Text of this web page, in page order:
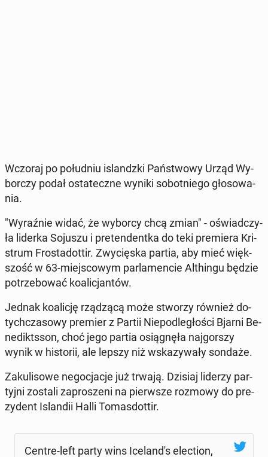
Wczoraj po po­łu­dniu is­landz­ki Pań­stwo­wy Urząd Wy­
bor­czy podał osta­tecz­ne wyniki so­bot­nie­go gło­so­wa­
nia.
"Wy­raź­nie widać, że wyborcy chcą zmian" - oświad­czy­
ła liderka Sojuszu i pre­ten­dent­ka do teki pre­mie­ra Kri­
strum Fro­sta­dot­tir. Zwy­cię­ska partia, aby mieć więk­
szość w 63-miej­sco­wym par­la­men­cie Al­thin­gu będzie
po­trze­bo­wać ko­ali­cjan­tów.
Jednak ko­ali­cję rzą­dzą­cą może stworzy również do­
tych­cza­so­wy premier z Partii Nie­pod­le­gło­ści Bjarni Be­
ne­dikts­son, choć jego partia osią­gnę­ła naj­gor­szy
wynik w hi­sto­rii, ale lepszy niż wska­zy­wa­ły sondaże.
Za­ku­li­so­we ne­go­cja­cje już trwają. Dzisiaj liderzy par­
tyj­ni zostali za­pro­sze­ni na pierw­sze rozmowy do pre­
zy­dent Is­lan­dii Halli To­mas­dot­tir.
Centre-left party wins Ice­lan­d's elec­tion,